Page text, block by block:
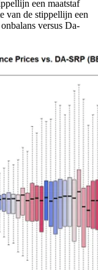
een maatstaf
van de stippellijn een
versus Da-